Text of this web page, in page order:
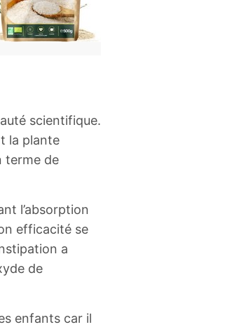
scientifique.
la plante
terme de
l’absorption
efficacité se
a
de
enfants car il